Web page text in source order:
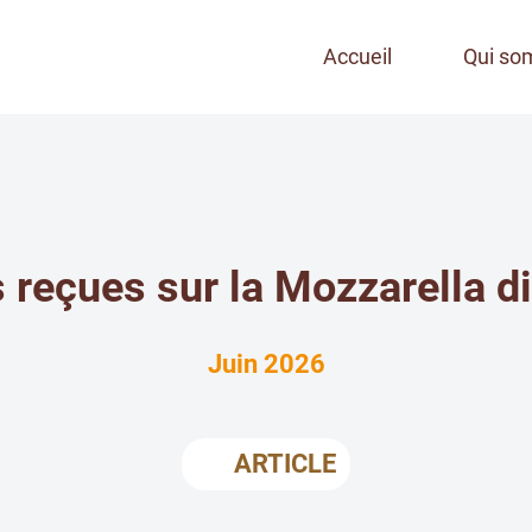
Accueil Qui
reçues sur la Mozzarella
Juin 2026
ARTICLE